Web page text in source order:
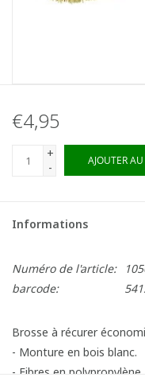
€4,95
+
-
AJOUTER
Informations
Numéro de l'article:
barcode:
Brosse à récurer
- Monture en bois blanc.
- Fibres en polypropylène.